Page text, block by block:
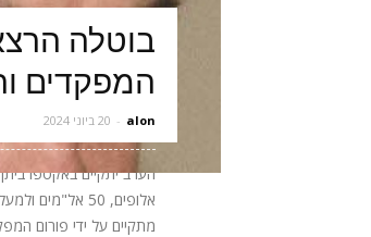
בוטלה
המפקדים
alon
- 20 ביוני 2024
אלופים, 50
מתקיים על ידי פורום